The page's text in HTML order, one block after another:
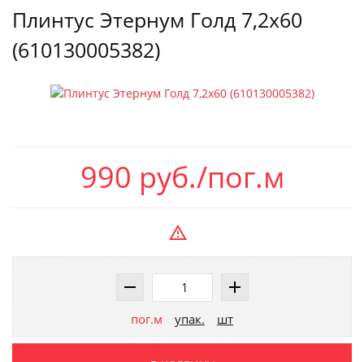
Плинтус Этернум Голд 7,2x60
(610130005382)
990 руб./пог.м
пог.м упак. шт